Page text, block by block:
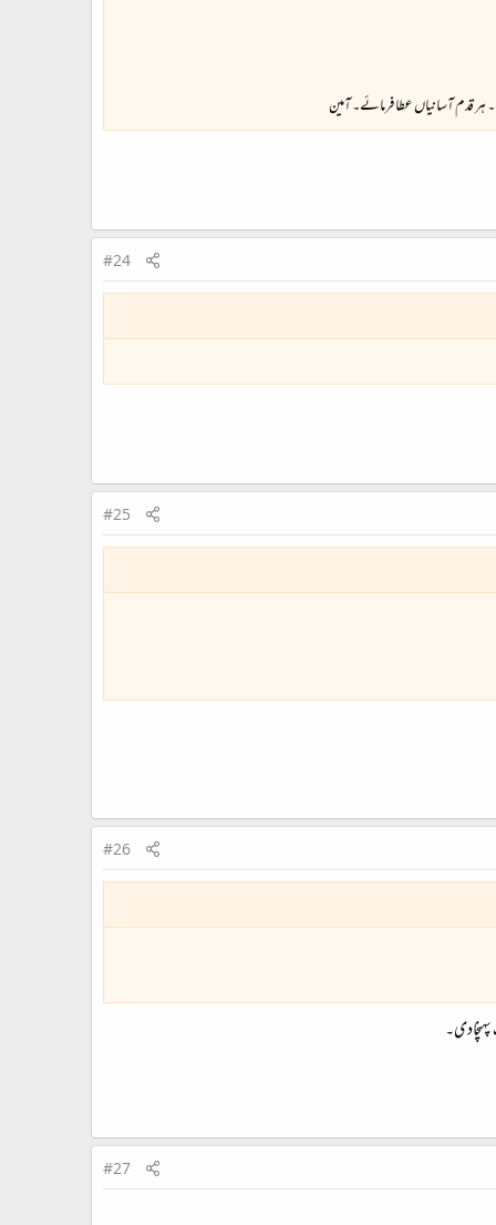
ہر قدم آسانیاں عطا فرمائے۔ آمین
#24
#25
#26
#27